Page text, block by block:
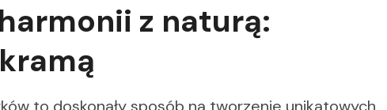
z naturą:
to doskonały sposób na tworzenie unikatowych